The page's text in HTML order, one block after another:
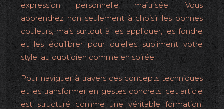
expression personnelle maîtrisée. Vous
apprendrez non seulement à choisir les bonnes
couleurs, mais surtout à les appliquer, les fondre
et les équilibrer pour qu’elles subliment votre
style, au quotidien comme en soirée.
Pour naviguer à travers ces concepts techniques
et les transformer en gestes concrets, cet article
est structuré comme une véritable formation.